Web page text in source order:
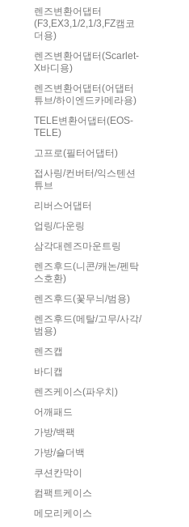
렌즈변환어댑터
(F3,EX3,1/2,1/3,FZ캠코
더용)
렌즈변환어댑터(Scarlet-
X바디용)
렌즈변환어댑터(어댑터
튜브/하이엔드카메라용)
TELE변환어댑터(EOS-
TELE)
고프로(필터어댑터)
접사링/컨버터/익스텐션
튜브
리버스어댑터
업링/다운링
삼각대렌즈마운트링
렌즈후드(니콘/캐논/펜탁
스호환)
렌즈후드(꽃무늬/범용)
렌즈후드(메탈/고무/사각/
범용)
렌즈캡
바디캡
렌즈케이스(파우치)
어깨패드
가방/백팩
가방/숄더백
쿠션칸막이
컴팩트케이스
메모리케이스